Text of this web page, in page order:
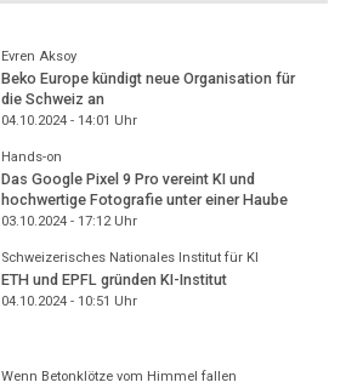
Evren Aksoy
Beko Europe kündigt neue Organisation für
die Schweiz an
04.10.2024 - 14:01 Uhr
Hands-on
Das Google Pixel 9 Pro vereint KI und
hochwertige Fotografie unter einer Haube
03.10.2024 - 17:12Uhr
Schweizerisches Nationales Institut für KI
ETH und EPFL gründen KI-Institut
04.10.2024 - 10:51 Uhr
Wenn Betonklötze vom Himmel fallen